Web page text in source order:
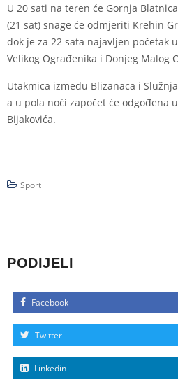
U 20 sati na teren će Gornja
(21 sat) snage će odmjeriti Krehin
dok je za 22 sata najavljen početak
Velikog Ograđenika i Donjeg Malog
Utakmica između Blizanaca i
a u pola noći započet će odgođena
Bijakovića.
Sport
PODIJELI
Facebook
Twitter
Linkedin